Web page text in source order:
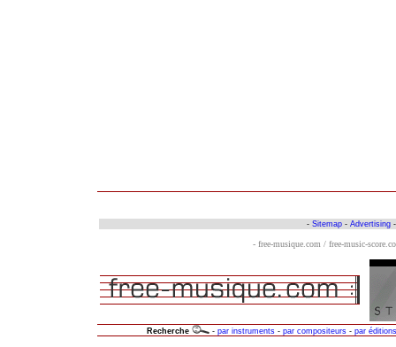
- Sitemap - Advertising
- free-musique.com / free-music-
Recherche - par instruments - par compositeurs - par éditions